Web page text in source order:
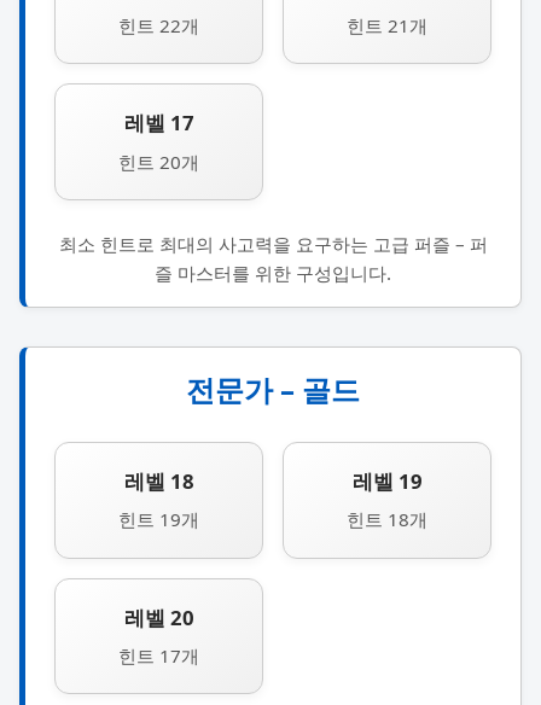
힌트 22개 힌트 21개
레벨 17
힌트 20개
최소 힌트로 최대의 사고력을 요구하는 고급 퍼즐 – 퍼
즐 마스터를 위한 구성입니다.
전문가 – 골드
레벨 18
힌트 19개
레벨 19
힌트 18개
레벨 20
힌트 17개